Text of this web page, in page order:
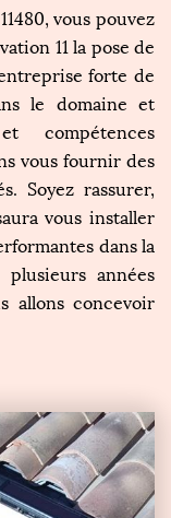
vous pouvez
11 la pose de
forte de
le domaine et
compétences
vous fournir des
Soyez rassurer,
vous installer
dans la
années
allons concevoir